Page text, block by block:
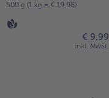
500 g (1 kg = € 19,98)
€ 9,99
inkl. MwSt.